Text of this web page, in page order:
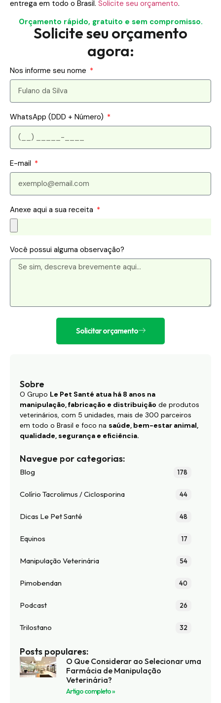
Sobre
O Grupo Le Pet Santé atua há 8 anos na
manipulação, fabricação e distribuição de produtos
veterinários, com 5 unidades, mais de 300 parceiros
em todo o Brasil e foco na saúde, bem-estar animal,
qualidade, segurança e eficiência.
Navegue por categorias:
Blog 178
Colírio Tacrolimus / Ciclosporina 44
Dicas Le Pet Santé 48
Equinos 17
Manipulação Veterinária 54
Pimobendan 40
Podcast 26
Trilostano 32
Posts populares:
O Que Considerar ao Selecionar uma
Farmácia de Manipulação
Veterinária?
Artigo completo »
entrega em todo o Brasil. Solicite seu orçamento.
Orçamento rápido, gratuito e sem compromisso.
Solicite seu orçamento
agora:
Nos informe seu nome
WhatsApp (DDD + Número)
E-mail
Anexe aqui a sua receita
Você possui alguma observação?
Solicitar orçamento